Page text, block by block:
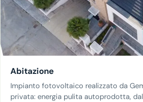
Abitazione
Impianto fotovoltaico realizzato da
privata: energia pulita autoprodotta,